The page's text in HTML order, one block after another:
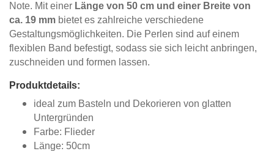
Note. Mit einer Länge von 50 cm und einer Breite von
ca. 19 mm bietet es zahlreiche verschiedene
Gestaltungsmöglichkeiten. Die Perlen sind auf einem
flexiblen Band befestigt, sodass sie sich leicht anbringen,
zuschneiden und formen lassen.
Produktdetails:
ideal zum Basteln und Dekorieren von glatten
Untergründen
Farbe: Flieder
Länge: 50cm